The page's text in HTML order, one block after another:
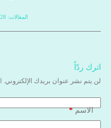
المقالات: 2028
اترك ردّاً
لن يتم نشر عنوان بريدك الإلكتروني.
الاسم*